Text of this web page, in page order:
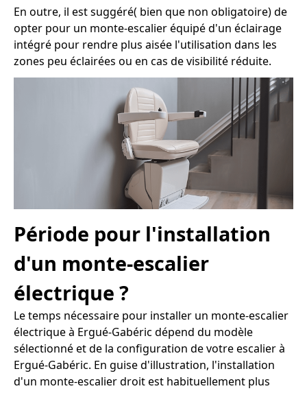
En outre, il est suggéré( bien que non obligatoire) de
opter pour un monte-escalier équipé d'un éclairage
intégré pour rendre plus aisée l'utilisation dans les
zones peu éclairées ou en cas de visibilité réduite.
Période pour l'installation
d'un monte-escalier
électrique ?
Le temps nécessaire pour installer un monte-escalier
électrique à Ergué-Gabéric dépend du modèle
sélectionné et de la configuration de votre escalier à
Ergué-Gabéric. En guise d'illustration, l'installation
d'un monte-escalier droit est habituellement plus